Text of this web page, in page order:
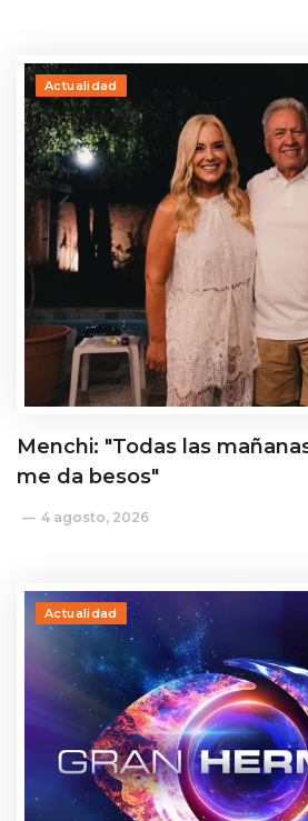
Actualidad
Menchi: "Todas las
me da besos"
4 agosto, 2026
Actualidad